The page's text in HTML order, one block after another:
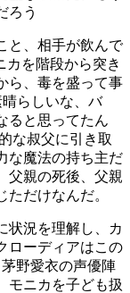
ろう
と、相手が飲んで
カを階段から突き
ら、毒を盛って事
らしいな、バ
ると思ってたん
な叔父に引き取
な魔法の持ち主だ
父親の死後、父親
だけなんだ。
状況を理解し、カ
ローディアはこの
野愛衣の声優陣
モニカを子ども扱